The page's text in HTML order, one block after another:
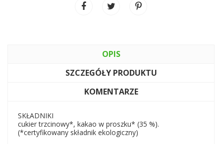
OPIS
SZCZEGÓŁY PRODUKTU
KOMENTARZE
SKŁADNIKI
cukier trzcinowy*, kakao w proszku* (35 %).
(*certyfikowany składnik ekologiczny)